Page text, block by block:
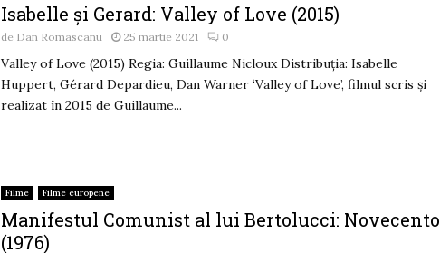
Isabelle și Gerard: Valley of Love (2015)
de Dan Romascanu 25 martie 2021 0
Valley of Love (2015) Regia: Guillaume Nicloux Distribuția: Isabelle
Huppert, Gérard Depardieu, Dan Warner ‘Valley of Love’, filmul scris și
realizat în 2015 de Guillaume...
Filme Filme europene
Manifestul Comunist al lui Bertolucci: Novecento
(1976)